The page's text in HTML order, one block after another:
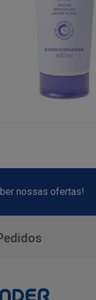
nossas ofertas!